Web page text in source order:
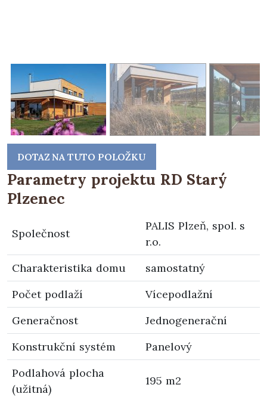
DOTAZ NA TUTO POLOŽKU
Parametry projektu RD Starý
Plzenec
Společnost
PALIS Plzeň, spol. s
r.o.
Charakteristika domu
samostatný
Počet podlaží
Vícepodlažní
Generačnost
Jednogenerační
Konstrukční systém
Panelový
Podlahová plocha
(užitná)
195 m2